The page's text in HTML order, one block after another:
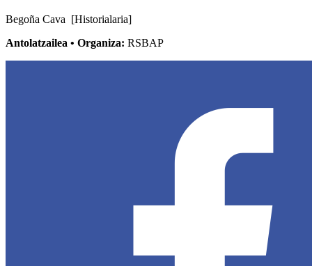
Begoña Cava [Historialaria]
Antolatzailea • Organiza: RSBAP